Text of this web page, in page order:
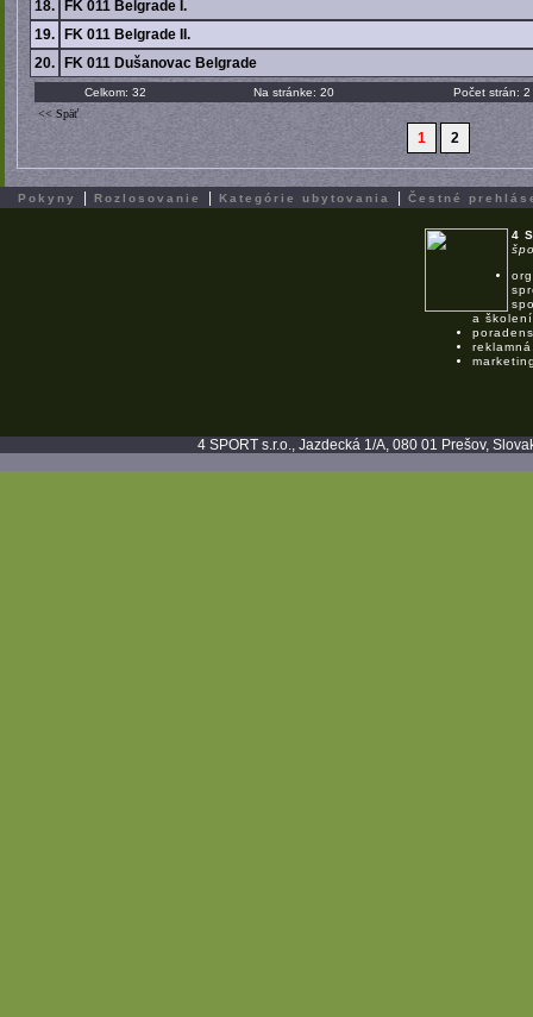
18.
FK 011 Belgrade I.
19.
FK 011 Belgrade II.
20.
FK 011 Dušanovac Belgrade
Celkom: 32 Na stránke: 20
Počet strán: 2
<< Späť
1 2
Pokyny Rozlosovanie Kategórie ubytovania Čestné
4
a školení
4 SPORT s.r.o., Jazdecká 1/A, 080 01 Prešov,